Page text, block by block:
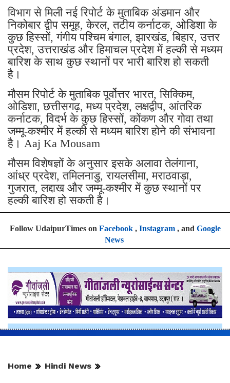
विभाग से मिली नई रिपोर्ट के मुताबिक अंडमान और
निकोबार द्वीप समूह, केरल, तटीय कर्नाटक, ओडिशा के
कुछ हिस्सों, गंगीय पश्चिम बंगाल, झारखंड, बिहार, उत्तर
प्रदेश, उत्तराखंड और हिमाचल प्रदेश में हल्की से मध्यम
बारिश के साथ कुछ स्थानों पर भारी बारिश हो सकती
है।
मौसम रिपोर्ट के मुताबिक पूर्वोत्तर भारत, सिक्किम,
ओडिशा, छत्तीसगढ़, मध्य प्रदेश, लक्षद्वीप, आंतरिक
कर्नाटक, विदर्भ के कुछ हिस्सों, कोंकण और गोवा तथा
जम्मू-कश्मीर में हल्की से मध्यम बारिश होने की संभावना
है। Aaj Ka Mousam
मौसम विशेषज्ञों के अनुसार इसके अलावा तेलंगाना,
आंध्र प्रदेश, तमिलनाडु, रायलसीमा, मराठवाड़ा,
गुजरात, लद्दाख और जम्मू-कश्मीर में कुछ स्थानों पर
हल्की बारिश हो सकती है।
Follow UdaipurTimes on Facebook, Instagram, and Google
News
Home Hindi News